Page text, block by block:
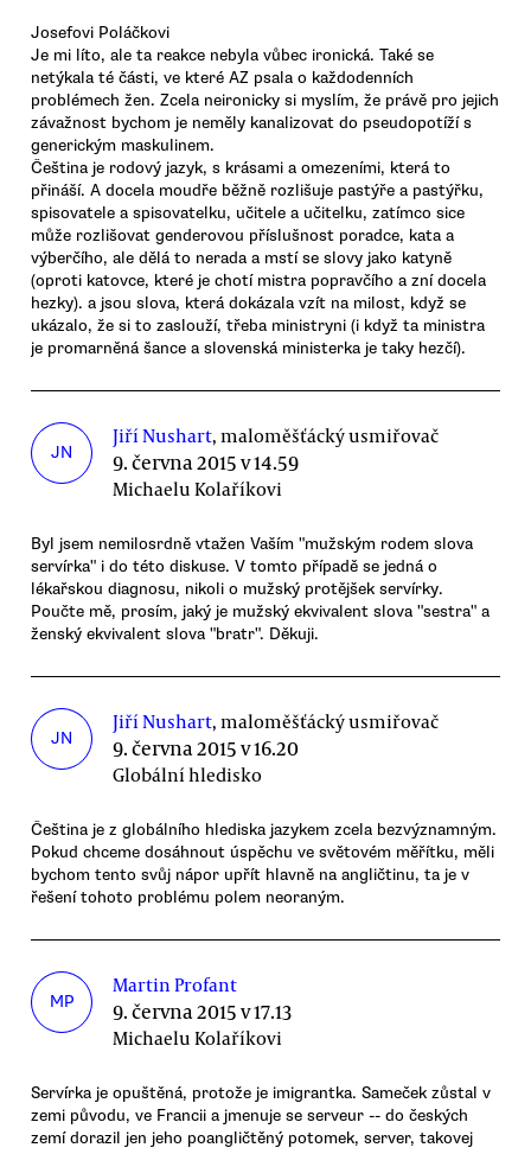
Josefovi Poláčkovi
Je mi líto, ale ta reakce nebyla vůbec ironická. Také se
netýkala té části, ve které AZ psala o každodenních
problémech žen. Zcela neironicky si myslím, že právě pro jejich
závažnost bychom je neměly kanalizovat do pseudopotíží s
generickým maskulinem.
Čeština je rodový jazyk, s krásami a omezeními, která to
přináší. A docela moudře běžně rozlišuje pastýře a pastýřku,
spisovatele a spisovatelku, učitele a učitelku, zatímco sice
může rozlišovat genderovou příslušnost poradce, kata a
výberčího, ale dělá to nerada a mstí se slovy jako katyně
(oproti katovce, které je chotí mistra popravčího a zní docela
hezky). a jsou slova, která dokázala vzít na milost, když se
ukázalo, že si to zaslouží, třeba ministryni (i když ta ministra
je promarněná šance a slovenská ministerka je taky hezčí).
JN
Jiří Nushart, maloměšťácký usmiřovač
9. června 2015 v 14.59
Michaelu Kolaříkovi
Byl jsem nemilosrdně vtažen Vaším "mužským rodem slova
servírka" i do této diskuse. V tomto případě se jedná o
lékařskou diagnosu, nikoli o mužský protějšek servírky.
Poučte mě, prosím, jaký je mužský ekvivalent slova "sestra" a
ženský ekvivalent slova "bratr". Děkuji.
JN
Jiří Nushart, maloměšťácký usmiřovač
9. června 2015 v 16.20
Globální hledisko
Čeština je z globálního hlediska jazykem zcela bezvýznamným.
Pokud chceme dosáhnout úspěchu ve světovém měřítku, měli
bychom tento svůj nápor upřít hlavně na angličtinu, ta je v
řešení tohoto problému polem neoraným.
MP
Martin Profant
9. června 2015 v 17.13
Michaelu Kolaříkovi
Servírka je opuštěná, protože je imigrantka. Sameček zůstal v
zemi původu, ve Francii a jmenuje se serveur -- do českých
zemí dorazil jen jeho poangličtěný potomek, server, takovej